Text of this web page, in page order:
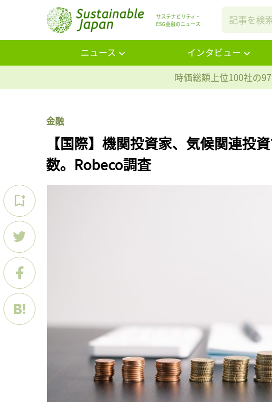
サステナビリティ・
ESG金融のニュース
ニュース インタビュー
時価総額上位100社の
金融
【国際】機関投資家、気候関連投
数。Robeco調査